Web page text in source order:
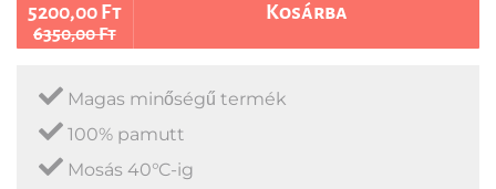
5200,00 Ft
6350,00 Ft
Kosárba
Magas minőségű termék
100% pamutt
Mosás 40°C-ig